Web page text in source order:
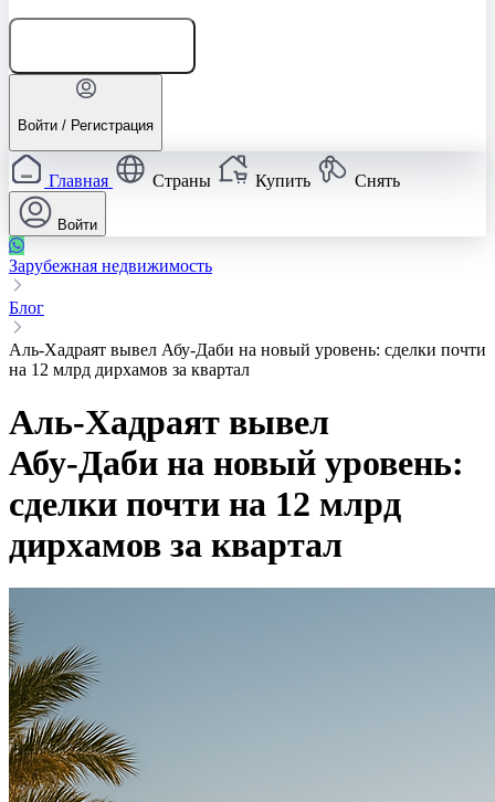
Войти / Регистрация
Главная Страны Купить Снять
Войти
Зарубежная недвижимость
Блог
Аль‑Хадраят вывел Абу‑Даби на новый уровень: сделки почти
на 12 млрд дирхамов за квартал
Аль‑Хадраят вывел
Абу‑Даби на новый уровень:
сделки почти на 12 млрд
дирхамов за квартал